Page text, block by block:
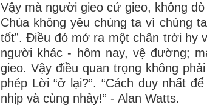
Vậy mà người gieo cứ gieo, không dò
Chúa không yêu chúng ta vì chúng
tốt”. Điều đó mở ra một chân trời hy
người khác - hôm nay, vệ đường;
gieo. Vậy điều quan trọng không
phép Lời “ở lại?”. “Cách duy nhất
nhịp và cùng nhảy!” - Alan Watts.